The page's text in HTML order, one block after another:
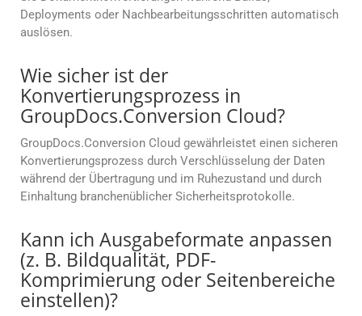
Deployments oder Nachbearbeitungsschritten automatisch
auslösen.
Wie sicher ist der
Konvertierungsprozess in
GroupDocs.Conversion Cloud?
GroupDocs.Conversion Cloud gewährleistet einen sicheren
Konvertierungsprozess durch Verschlüsselung der Daten
während der Übertragung und im Ruhezustand und durch
Einhaltung branchenüblicher Sicherheitsprotokolle.
Kann ich Ausgabeformate anpassen
(z. B. Bildqualität, PDF-
Komprimierung oder Seitenbereiche
einstellen)?